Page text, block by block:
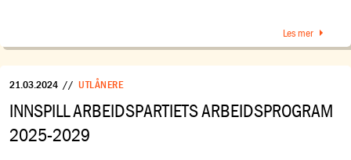
Les mer
21.03.2024 // UTLÅNERE
INNSPILL ARBEIDSPARTIETS ARBEIDSPROGRAM
2025-2029